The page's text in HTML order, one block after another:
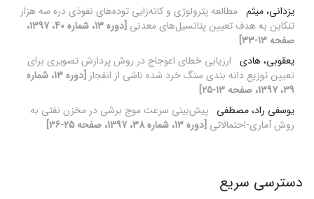
یزدانی، میثم مطالعه پترولوژی و کانه‌زایی توده‌های نفوذی دره سه هزار
تنکابن به هدف تعیین پتانسیل‌های معدنی
[دوره 13، شماره 40، 1397،
صفحه 13-33]
یعقوبی، هادی ارزیابی خطای اعوجاج در روش پردازش تصویری برای
تعیین توزیع دانه بندی سنگ خرد شده ناشی از انفجار
[دوره 13، شماره
39، 1397، صفحه 13-25]
یوسفی راد، مصطفی پیش‌بینی سرعت موج برشی در مخزن نفتی به
روش آماری-احتمالاتی [دوره 13، شماره 38، 1397، صفحه 25-36]
دسترسی سریع